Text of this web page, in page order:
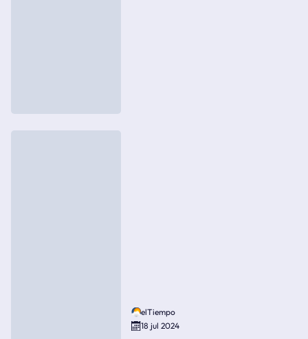
elTiempo
18 jul 2024